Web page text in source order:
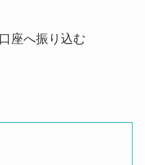
座へ振り込む